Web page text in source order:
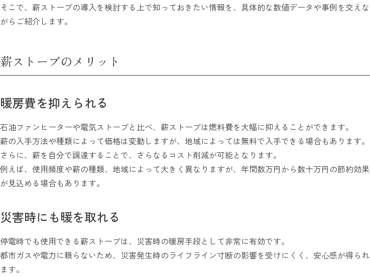
そこで、薪ストーブの導入を検討する上で知っておきたい情報を、具体的な数値データや事例を交えな
がらご紹介します。
薪ストーブのメリット
暖房費を抑えられる
石油ファンヒーターや電気ストーブと比べ、薪ストーブは燃料費を大幅に抑えることができます。
薪の入手方法や種類によって価格は変動しますが、地域によっては無料で入手できる場合もあります。
さらに、薪を自分で調達することで、さらなるコスト削減が可能となります。
例えば、使用頻度や薪の種類、地域によって大きく異なりますが、年間数万円から数十万円の節約効果
が見込める場合もあります。
災害時にも暖を取れる
停電時でも使用できる薪ストーブは、災害時の暖房手段として非常に有効です。
都市ガスや電力に頼らないため、災害発生時のライフライン寸断の影響を受けにくく、安心感が得られ
ます。